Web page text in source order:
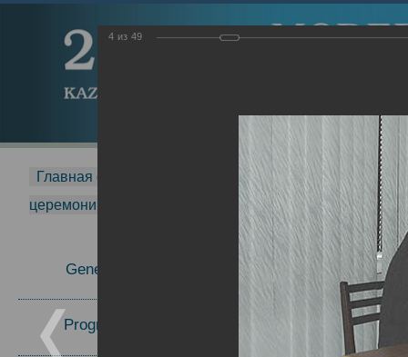
Главная страница 2015 -
церемонии вручения премии Zavoisky Award
- 2005 г.
General Information
Program Committee
Report
4 из 49